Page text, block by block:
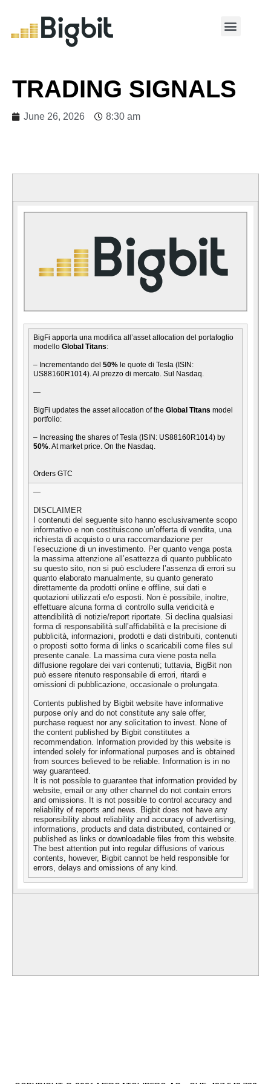
TRADING SIGNALS
June 26, 2026 8:30 am
BigFi apporta una modifica all’asset allocation del portafoglio
modello Global Titans:
– Incrementando del 50% le quote di Tesla (ISIN:
US88160R1014). Al prezzo di mercato. Sul Nasdaq.
—
BigFi updates the asset allocation of the Global Titans model
portfolio:
– Increasing the shares of Tesla (ISIN: US88160R1014) by
50%. At market price. On the Nasdaq.
Orders GTC
—
DISCLAIMER
I contenuti del seguente sito hanno esclusivamente scopo
informativo e non costituiscono un’offerta di vendita, una
richiesta di acquisto o una raccomandazione per
l’esecuzione di un investimento. Per quanto venga posta
la massima attenzione all’esattezza di quanto pubblicato
su questo sito, non si può escludere l’assenza di errori su
quanto elaborato manualmente, su quanto generato
direttamente da prodotti online e offline, sui dati e
quotazioni utilizzati e/o esposti. Non è possibile, inoltre,
effettuare alcuna forma di controllo sulla veridicità e
attendibilità di notizie/report riportate. Si declina qualsiasi
forma di responsabilità sull’affidabilità e la precisione di
pubblicità, informazioni, prodotti e dati distribuiti, contenuti
o proposti sotto forma di links o scaricabili come files sul
presente canale. La massima cura viene posta nella
diffusione regolare dei vari contenuti; tuttavia, BigBit non
può essere ritenuto responsabile di errori, ritardi e
omissioni di pubblicazione, occasionale o prolungata.
Contents published by Bigbit website have informative
purpose only and do not constitute any sale offer,
purchase request nor any solicitation to invest. None of
the content published by Bigbit constitutes a
recommendation. Information provided by this website is
intended solely for informational purposes and is obtained
from sources believed to be reliable. Information is in no
way guaranteed.
It is not possible to guarantee that information provided by
website, email or any other channel do not contain errors
and omissions. It is not possible to control accuracy and
reliability of reports and news. Bigbit does not have any
responsibility about reliability and accuracy of advertising,
informations, products and data distributed, contained or
published as links or downloadable files from this website.
The best attention put into regular diffusions of various
contents, however, Bigbit cannot be held responsible for
errors, delays and omissions of any kind.